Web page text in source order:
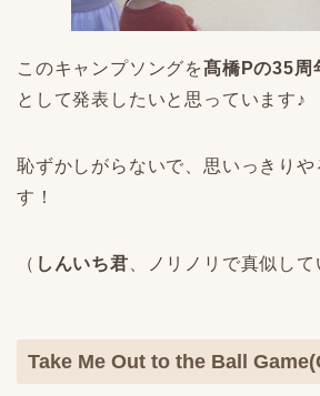
このキャンプソングを髙橋Pの35周
として発表したいと思っています♪
恥ずかしがらないで、思いっきり
す！
（ しんいち君 、ノリノリで真似して
Take Me Out to the Ball